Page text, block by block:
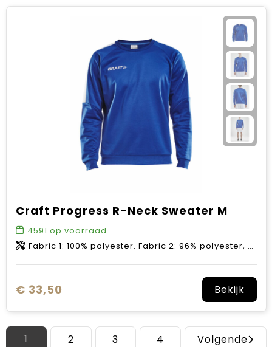
Craft Progress R-Neck Sweater M
4591 op voorraad
Fabric 1: 100% polyester. Fabric 2: 96% polyester, 4% elastane.
€ 33,50 Bekijk
1 2 3 4 Volgende